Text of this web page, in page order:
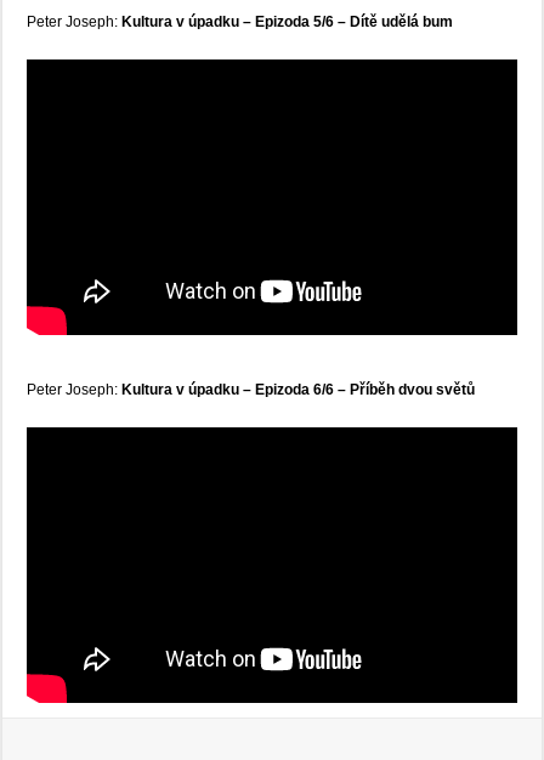
Peter Joseph:Kultura v úpadku – Epizoda 5/6 – Dítě udělá bum
Peter Joseph: Kultura v úpadku – Epizoda 6/6 – Příběh dvou světů